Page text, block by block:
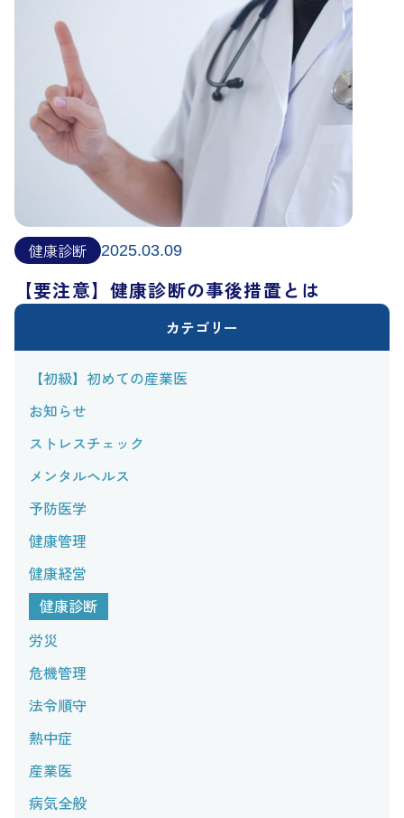
健康診断 2025.03.09
【要注意】健康診断の事後措置とは
カテゴリー
【初級】初めての産業医
お知らせ
ストレスチェック
メンタルヘルス
予防医学
健康管理
健康経営
健康診断
労災
危機管理
法令順守
熱中症
産業医
病気全般